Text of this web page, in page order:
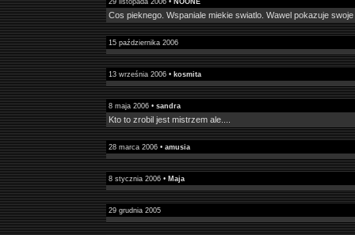
29 listopada 2006 • NOONE
Cos pieknego. Wspaniale miekie swiatlo. Wawel pokazuje
15 października 2006
13 września 2006 • kosmita
8 maja 2006 • sandra
Kto to zrobil jest mistrzem ale....
28 marca 2006 • amusia
8 stycznia 2006 • Maja
29 grudnia 2005